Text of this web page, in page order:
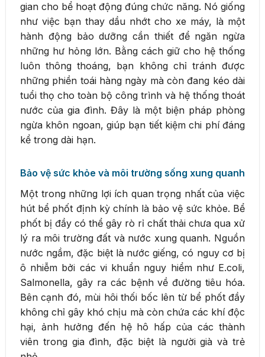
gian cho bể hoạt động đúng chức năng. Nó giống
như việc bạn thay dầu nhớt cho xe máy, là một
hành động bảo dưỡng cần thiết để ngăn ngừa
những hư hỏng lớn. Bằng cách giữ cho hệ thống
luôn thông thoáng, bạn không chỉ tránh được
những phiền toái hàng ngày mà còn đang kéo dài
tuổi thọ cho toàn bộ công trình và hệ thống thoát
nước của gia đình. Đây là một biện pháp phòng
ngừa khôn ngoan, giúp bạn tiết kiệm chi phí đáng
kể trong dài hạn.
Bảo vệ sức khỏe và môi trường sống xung quanh
Một trong những lợi ích quan trọng nhất của việc
hút bể phốt định kỳ chính là bảo vệ sức khỏe. Bể
phốt bị đầy có thể gây rò rỉ chất thải chưa qua xử
lý ra môi trường đất và nước xung quanh. Nguồn
nước ngầm, đặc biệt là nước giếng, có nguy cơ bị
ô nhiễm bởi các vi khuẩn nguy hiểm như E.coli,
Salmonella, gây ra các bệnh về đường tiêu hóa.
Bên cạnh đó, mùi hôi thối bốc lên từ bể phốt đầy
không chỉ gây khó chịu mà còn chứa các khí độc
hại, ảnh hưởng đến hệ hô hấp của các thành
viên trong gia đình, đặc biệt là người già và trẻ